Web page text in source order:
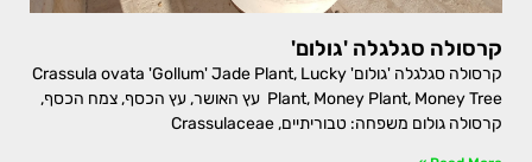
קרסולה סגלגלה 'גולום'
קרסולה סגלגלה 'גולום' Crassula ovata 'Gollum' Jade Plant, Lucky
Plant, Money Plant, Money Tree עץ האושר, עץ הכסף, צמח הכסף,
קרסולה גולום משפחה: טבוריתיים, Crassulaceae